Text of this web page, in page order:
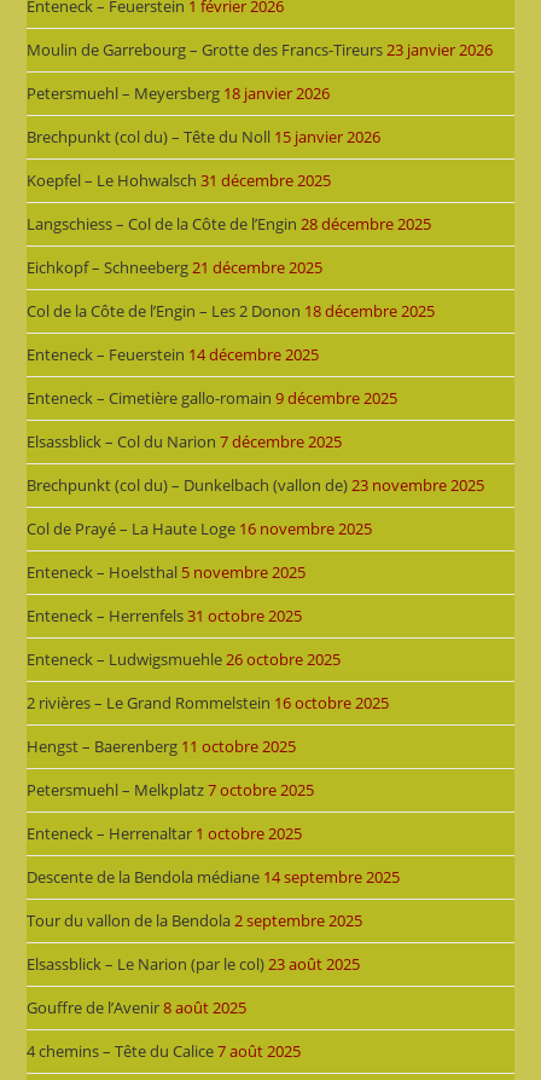
Enteneck – Feuerstein 1 février 2026
Moulin de Garrebourg – Grotte des Francs-Tireurs 23 janvier 2026
Petersmuehl – Meyersberg 18 janvier 2026
Brechpunkt (col du) – Tête du Noll 15 janvier 2026
Koepfel – Le Hohwalsch 31 décembre 2025
Langschiess – Col de la Côte de l’Engin 28 décembre 2025
Eichkopf – Schneeberg 21 décembre 2025
Col de la Côte de l’Engin – Les 2 Donon 18 décembre 2025
Enteneck – Feuerstein 14 décembre 2025
Enteneck – Cimetière gallo-romain 9 décembre 2025
Elsassblick – Col du Narion 7 décembre 2025
Brechpunkt (col du) – Dunkelbach (vallon de) 23 novembre 2025
Col de Prayé – La Haute Loge 16 novembre 2025
Enteneck – Hoelsthal 5 novembre 2025
Enteneck – Herrenfels31 octobre 2025
Enteneck – Ludwigsmuehle 26 octobre 2025
2 rivières – Le Grand Rommelstein 16 octobre 2025
Hengst – Baerenberg 11 octobre 2025
Petersmuehl – Melkplatz7 octobre 2025
Enteneck – Herrenaltar 1 octobre 2025
Descente de la Bendola médiane 14 septembre 2025
Tour du vallon de la Bendola 2 septembre 2025
Elsassblick – Le Narion (par le col) 23 août 2025
Gouffre de l’Avenir8 août 2025
4 chemins – Tête du Calice7 août 2025